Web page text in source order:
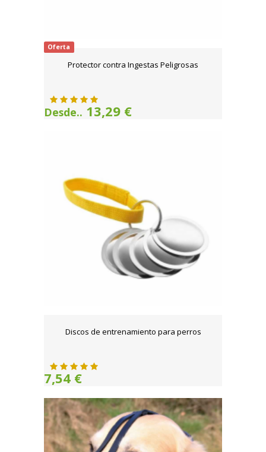
Oferta
Protector contra Ingestas Peligrosas
Desde.. 13,29 €
Discos de entrenamiento para perros
7,54 €